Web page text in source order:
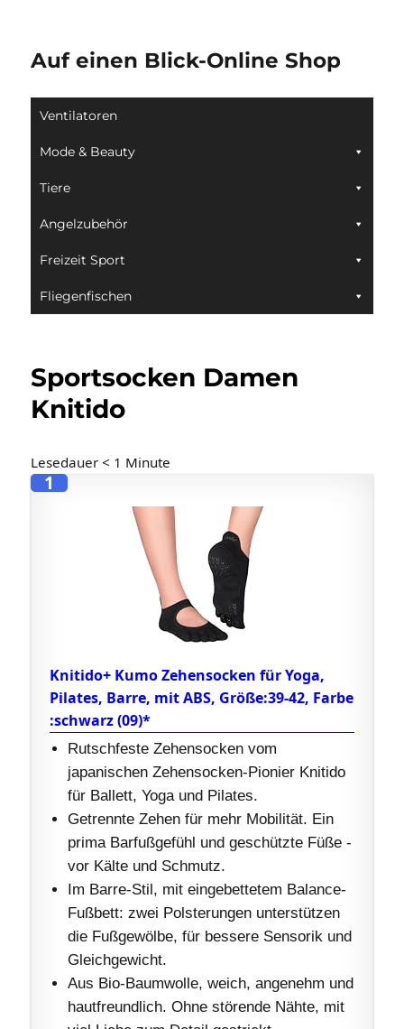
Auf einen Blick-Online Shop
Ventilatoren
Mode & Beauty
Tiere
Angelzubehör
Freizeit Sport
Fliegenfischen
Sportsocken Damen
Knitido
Lesedauer < 1 Minute
1
Knitido+ Kumo Zehensocken für Yoga,
Pilates, Barre, mit ABS, Größe:39-42, Farbe
:schwarz (09)*
Rutschfeste Zehensocken vom
japanischen Zehensocken-Pionier Knitido
für Ballett, Yoga und Pilates.
Getrennte Zehen für mehr Mobilität. Ein
prima Barfußgefühl und geschützte Füße -
vor Kälte und Schmutz.
Im Barre-Stil, mit eingebettetem Balance-
Fußbett: zwei Polsterungen unterstützen
die Fußgewölbe, für bessere Sensorik und
Gleichgewicht.
Aus Bio-Baumwolle, weich, angenehm und
hautfreundlich. Ohne störende Nähte, mit